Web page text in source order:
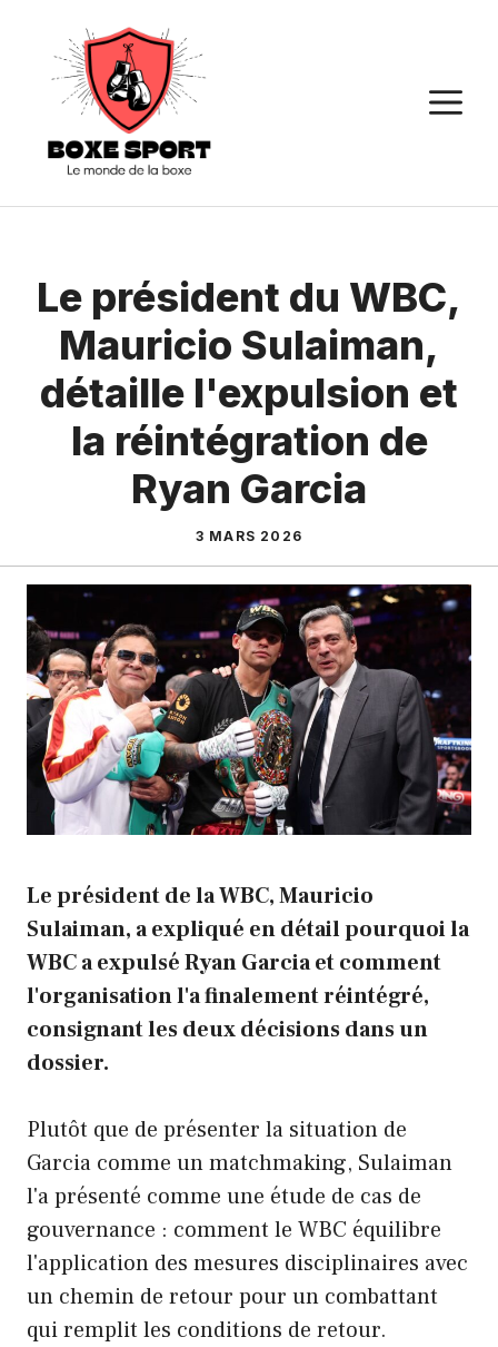
contenu
Le président du WBC,
Mauricio Sulaiman,
détaille l'expulsion et
la réintégration de
Ryan Garcia
3 MARS 2026
Le président de la WBC, Mauricio
Sulaiman, a expliqué en détail pourquoi la
WBC a expulsé Ryan Garcia et comment
l'organisation l'a finalement réintégré,
consignant les deux décisions dans un
dossier.
Plutôt que de présenter la situation de
Garcia comme un matchmaking, Sulaiman
l'a présenté comme une étude de cas de
gouvernance : comment le WBC équilibre
l'application des mesures disciplinaires avec
un chemin de retour pour un combattant
qui remplit les conditions de retour.